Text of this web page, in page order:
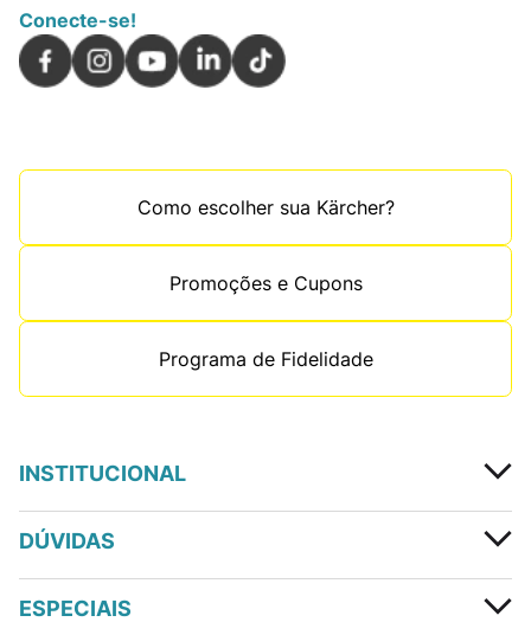
Conecte-se!
Como escolher sua Kärcher?
Promoções e Cupons
Programa de Fidelidade
INSTITUCIONAL
DÚVIDAS
ESPECIAIS